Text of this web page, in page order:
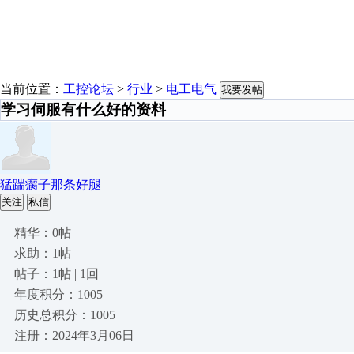
当前位置： 工控论坛 > 行业 > 电工电气 我要发帖
学习伺服有什么好的资料
猛踹瘸子那条好腿
关注 私信
精华：0帖
求助：1帖
帖子：1帖 | 1回
年度积分：1005
历史总积分：1005
注册：2024年3月06日